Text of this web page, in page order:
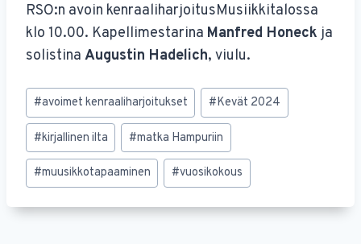
RSO:n avoin kenraaliharjoitusMusiikkitalossa
klo 10.00. Kapellimestarina Manfred Honeck ja
solistina Augustin Hadelich, viulu.
Avainsanat:
#avoimet kenraaliharjoitukset #Kevät 2024
#kirjallinen ilta #matka Hampuriin
#muusikkotapaaminen #vuosikokous